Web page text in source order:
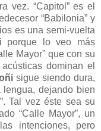
vez. “Capitol” es el
“Babilonia” y
es una semi-vuelta
porque lo veo más
Mayor” que con su
dominan el
sigue siendo dura,
dejando bien
Tal vez éste sea su
“Calle Mayor”, un
intenciones, pero